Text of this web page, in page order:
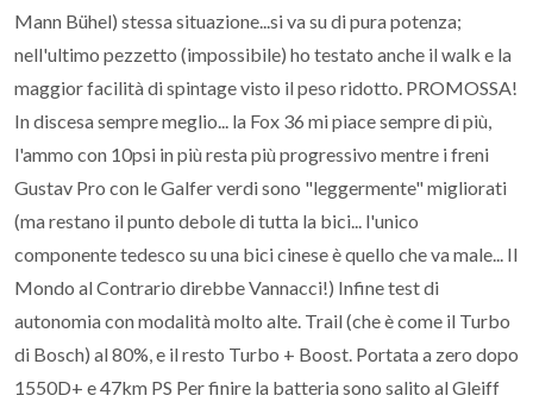
Mann Bühel) stessa situazione...si va su di pura potenza;
nell'ultimo pezzetto (impossibile) ho testato anche il walk e la
maggior facilità di spintage visto il peso ridotto. PROMOSSA!
In discesa sempre meglio... la Fox 36 mi piace sempre di più,
l'ammo con 10psi in più resta più progressivo mentre i freni
Gustav Pro con le Galfer verdi sono "leggermente" migliorati
(ma restano il punto debole di tutta la bici... l'unico
componente tedesco su una bici cinese è quello che va male... Il
Mondo al Contrario direbbe Vannacci!) Infine test di
autonomia con modalità molto alte. Trail (che è come il Turbo
di Bosch) al 80%, e il resto Turbo + Boost. Portata a zero dopo
1550D+ e 47km PS Per finire la batteria sono salito al Gleiff